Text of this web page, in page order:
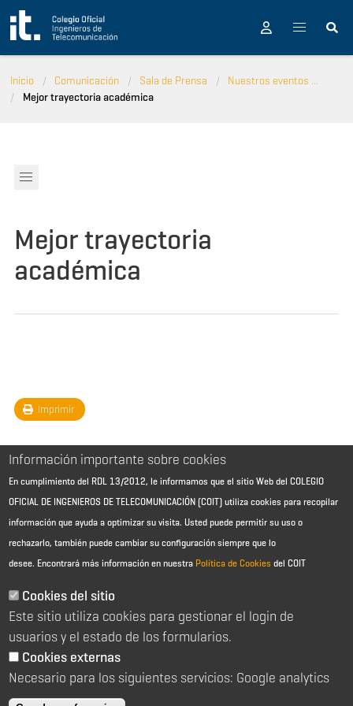
Pasar al contenido principal
Inicio Comunicación Sala de Prensa
Nuestros eventos ...
Mejor trayectoria académica
Mejor trayectoria
académica
Imprimir
Aviso Legal - Información general
Política de cookies
Política de reembolso
Sitemap
C/ Almagro 2 1º Izqda 28010 Madrid
91 391 10 66
Información importante sobre cookies
En cumplimiento del RDL 13/2012, le informamos que el sitio Web del COLEGIO
OFICIAL DE INGENIEROS DE TELECOMUNICACIÓN (COIT) utiliza cookies para recopilar
información que ayuda a optimizar su visita. Usted puede permitir su uso o
rechazarlo, también puede cambiar su configuración siempre que lo
desee. Encontrará más información en nuestra Política de Cookies del COIT
Cookies del sitio
Este sitio utiliza cookies para gestionar el login de
usuarios y el estado de los formularios.
Cookies externas
Necesario para los siguientes servicios: Google analytics